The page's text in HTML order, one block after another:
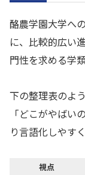
酪農学園大学へ
に、比較的広い
門性を求める学
下の整理表のよ
「どこがやばい
り言語化しやす
視点